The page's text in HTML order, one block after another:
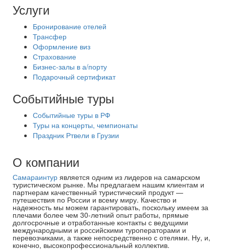
Услуги
Бронирование отелей
Трансфер
Оформление виз
Страхование
Бизнес-залы в а/порту
Подарочный сертификат
Событийные туры
Событийные туры в РФ
Туры на концерты, чемпионаты
Праздник Ртвели в Грузии
О компании
Самараинтур является одним из лидеров на самарском
туристическом рынке. Мы предлагаем нашим клиентам и
партнерам качественный туристический продукт —
путешествия по России и всему миру. Качество и
надежность мы можем гарантировать, поскольку имеем за
плечами более чем 30-летний опыт работы, прямые
долгосрочные и отработанные контакты с ведущими
международными и российскими туроператорами и
перевозчиками, а также непосредственно с отелями. Ну, и,
конечно, высокопрофессиональный коллектив.